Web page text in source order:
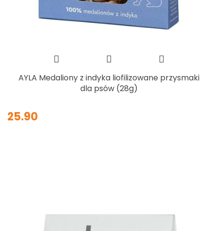
AYLA Medaliony z indyka liofilizowane przysmaki
dla psów (28g)
25.90